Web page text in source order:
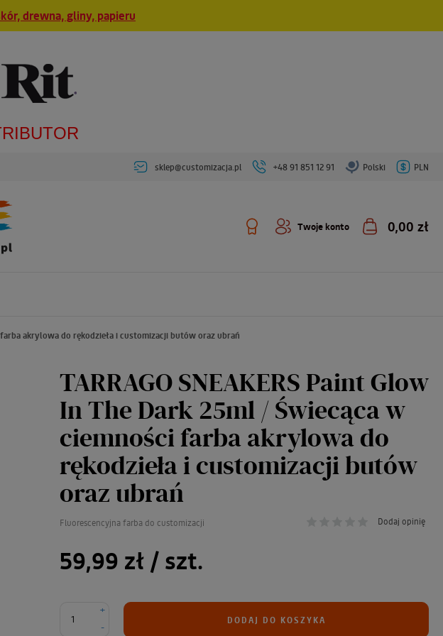
drewna, gliny, papieru
sklep@customizacja.pl +48 91 851 12 91 Polski PLN
Twoje konto 0,00 zł
farba akrylowa do rękodzieła i customizacji butów oraz ubrań
TARRAGO SNEAKERS Paint Glow
In The Dark 25ml / Świecąca w
ciemności farba akrylowa do
rękodzieła i customizacji butów
oraz ubrań
Fluorescencyjna farba do customizacji Dodaj opinię
59,99 zł / szt.
-
+
DODAJ DO KOSZYKA